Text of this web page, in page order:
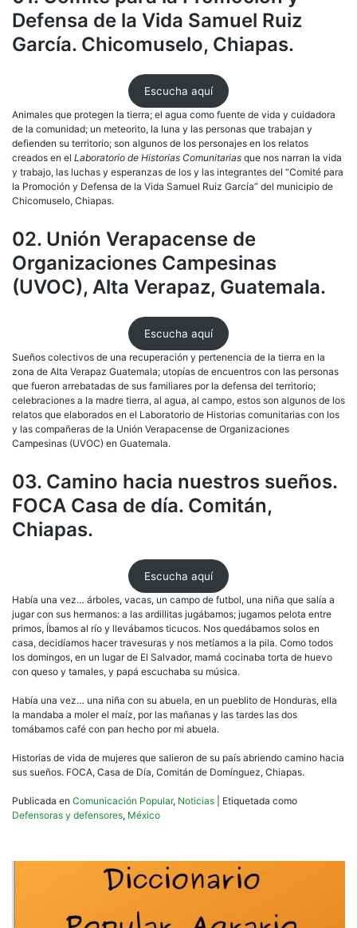
Defensa de la Vida Samuel Ruiz
García. Chicomuselo, Chiapas.
Escucha aquí
Animales que protegen la tierra; el agua como fuente de vida y cuidadora
de la comunidad; un meteorito, la luna y las personas que trabajan y
defienden su territorio; son algunos de los personajes en los relatos
creados en el Laboratorio de Historias Comunitarias que nos narran la vida
y trabajo, las luchas y esperanzas de los y las integrantes del “Comité para
la Promoción y Defensa de la Vida Samuel Ruiz García” del municipio de
Chicomuselo, Chiapas.
02. Unión Verapacense de
Organizaciones Campesinas
(UVOC), Alta Verapaz, Guatemala.
Escucha aquí
Sueños colectivos de una recuperación y pertenencia de la tierra en la
zona de Alta Verapaz Guatemala; utopías de encuentros con las personas
que fueron arrebatadas de sus familiares por la defensa del territorio;
celebraciones a la madre tierra, al agua, al campo, estos son algunos de los
relatos que elaborados en el Laboratorio de Historias comunitarias con los
y las compañeras de la Unión Verapacense de Organizaciones
Campesinas (UVOC) en Guatemala.
03. Camino hacia nuestros sueños.
FOCA Casa de día. Comitán,
Chiapas.
Escucha aquí
Había una vez… árboles, vacas, un campo de futbol, una niña que salía a
jugar con sus hermanos: a las ardillitas jugábamos; jugamos pelota entre
primos, Íbamos al río y llevábamos ticucos. Nos quedábamos solos en
casa, decidíamos hacer travesuras y nos metíamos a la pila. Como todos
los domingos, en un lugar de El Salvador, mamá cocinaba torta de huevo
con queso y tamales, y papá escuchaba su música.
Había una vez… una niña con su abuela, en un pueblito de Honduras, ella
la mandaba a moler el maíz, por las mañanas y las tardes las dos
tomábamos café con pan hecho por mi abuela.
Historias de vida de mujeres que salieron de su país abriendo camino hacia
sus sueños. FOCA, Casa de Día, Comitán de Domínguez, Chiapas.
Publicada en Comunicación Popular, Noticias
Etiquetada como
Defensoras y defensores, México